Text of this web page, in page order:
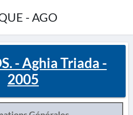
- AGO
- Aghia Triada -
2005